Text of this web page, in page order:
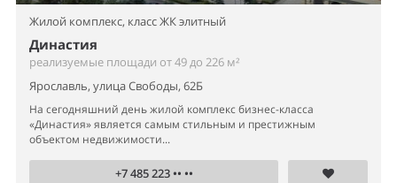
Жилой комплекс, класс ЖК элитный
Династия
реализуемые площади от 49 до 226 м²
Ярославль, улица Свободы, 62Б
На сегодняшний день жилой комплекс бизнес-класса
«Династия» является самым стильным и престижным
объектом недвижимости...
+7 485 223 •• ••